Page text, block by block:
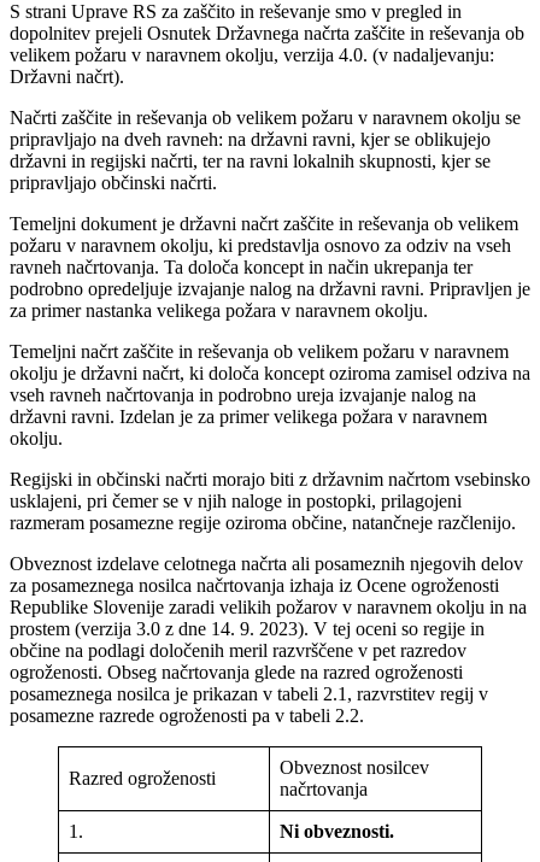
S strani Uprave RS za zaščito in reševanje smo v pregled in
dopolnitev prejeli Osnutek Državnega načrta zaščite in reševanja ob
velikem požaru v naravnem okolju, verzija 4.0. (v nadaljevanju:
Državni načrt).
Načrti zaščite in reševanja ob velikem požaru v naravnem okolju se
pripravljajo na dveh ravneh: na državni ravni, kjer se oblikujejo
državni in regijski načrti, ter na ravni lokalnih skupnosti, kjer se
pripravljajo občinski načrti.
Temeljni dokument je državni načrt zaščite in reševanja ob velikem
požaru v naravnem okolju, ki predstavlja osnovo za odziv na vseh
ravneh načrtovanja. Ta določa koncept in način ukrepanja ter
podrobno opredeljuje izvajanje nalog na državni ravni. Pripravljen je
za primer nastanka velikega požara v naravnem okolju.
Temeljni načrt zaščite in reševanja ob velikem požaru v naravnem
okolju je državni načrt, ki določa koncept oziroma zamisel odziva na
vseh ravneh načrtovanja in podrobno ureja izvajanje nalog na
državni ravni. Izdelan je za primer velikega požara v naravnem
okolju.
Regijski in občinski načrti morajo biti z državnim načrtom vsebinsko
usklajeni, pri čemer se v njih naloge in postopki, prilagojeni
razmeram posamezne regije oziroma občine, natančneje razčlenijo.
Obveznost izdelave celotnega načrta ali posameznih njegovih delov
za posameznega nosilca načrtovanja izhaja iz Ocene ogroženosti
Republike Slovenije zaradi velikih požarov v naravnem okolju in na
prostem (verzija 3.0 z dne 14. 9. 2023). V tej oceni so regije in
občine na podlagi določenih meril razvrščene v pet razredov
ogroženosti. Obseg načrtovanja glede na razred ogroženosti
posameznega nosilca je prikazan v tabeli 2.1, razvrstitev regij v
posamezne razrede ogroženosti pa v tabeli 2.2.
Razred ogroženosti
Obveznost nosilcev
načrtovanja
1. Ni obveznosti.